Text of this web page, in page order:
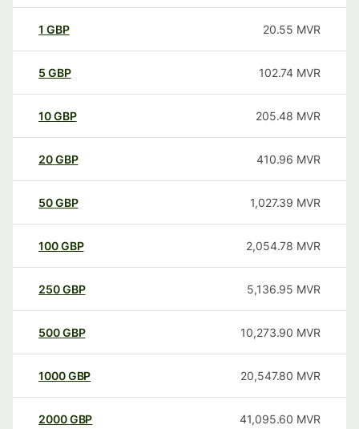
1 GBP 20.55 MVR
5 GBP 102.74 MVR
10GBP 205.48 MVR
20GBP 410.96 MVR
50GBP 1,027.39 MVR
100GBP 2,054.78 MVR
250GBP 5,136.95 MVR
500GBP 10,273.90 MVR
1000GBP 20,547.80 MVR
2000GBP 41,095.60 MVR